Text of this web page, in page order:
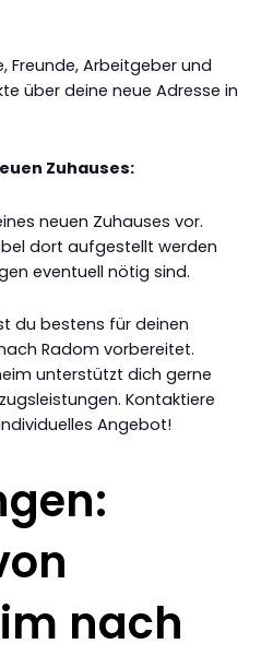
Freunde, Arbeitgeber und
über deine neue Adresse in
Zuhauses:
neuen Zuhauses vor.
dort aufgestellt werden
eventuell nötig sind.
du bestens für deinen
Radom vorbereitet.
unterstützt dich gerne
Kontaktiere
Angebot!
nach